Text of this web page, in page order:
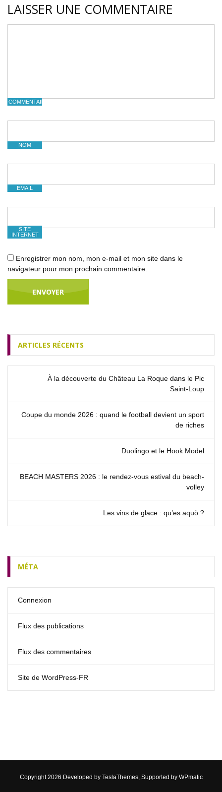
LAISSER UNE COMMENTAIRE
COMMENTAIRE
NOM
EMAIL
SITE
INTERNET
Enregistrer mon nom, mon e-mail et mon site dans le
navigateur pour mon prochain commentaire.
ARTICLES RÉCENTS
À la découverte du Château La Roque dans le Pic
Saint‑Loup
Coupe du monde 2026 : quand le football devient un sport
de riches
Duolingo et le Hook Model
BEACH MASTERS 2026 : le rendez‑vous estival du beach-
volley
Les vins de glace : qu’es aquò ?
MÉTA
Connexion
Flux des publications
Flux des commentaires
Site de WordPress-FR
Copyright 2026 Developed by TeslaThemes, Supported by WPmatic